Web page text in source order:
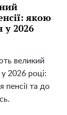
якою
у 2026
великий
2026 році:
пенсії та до